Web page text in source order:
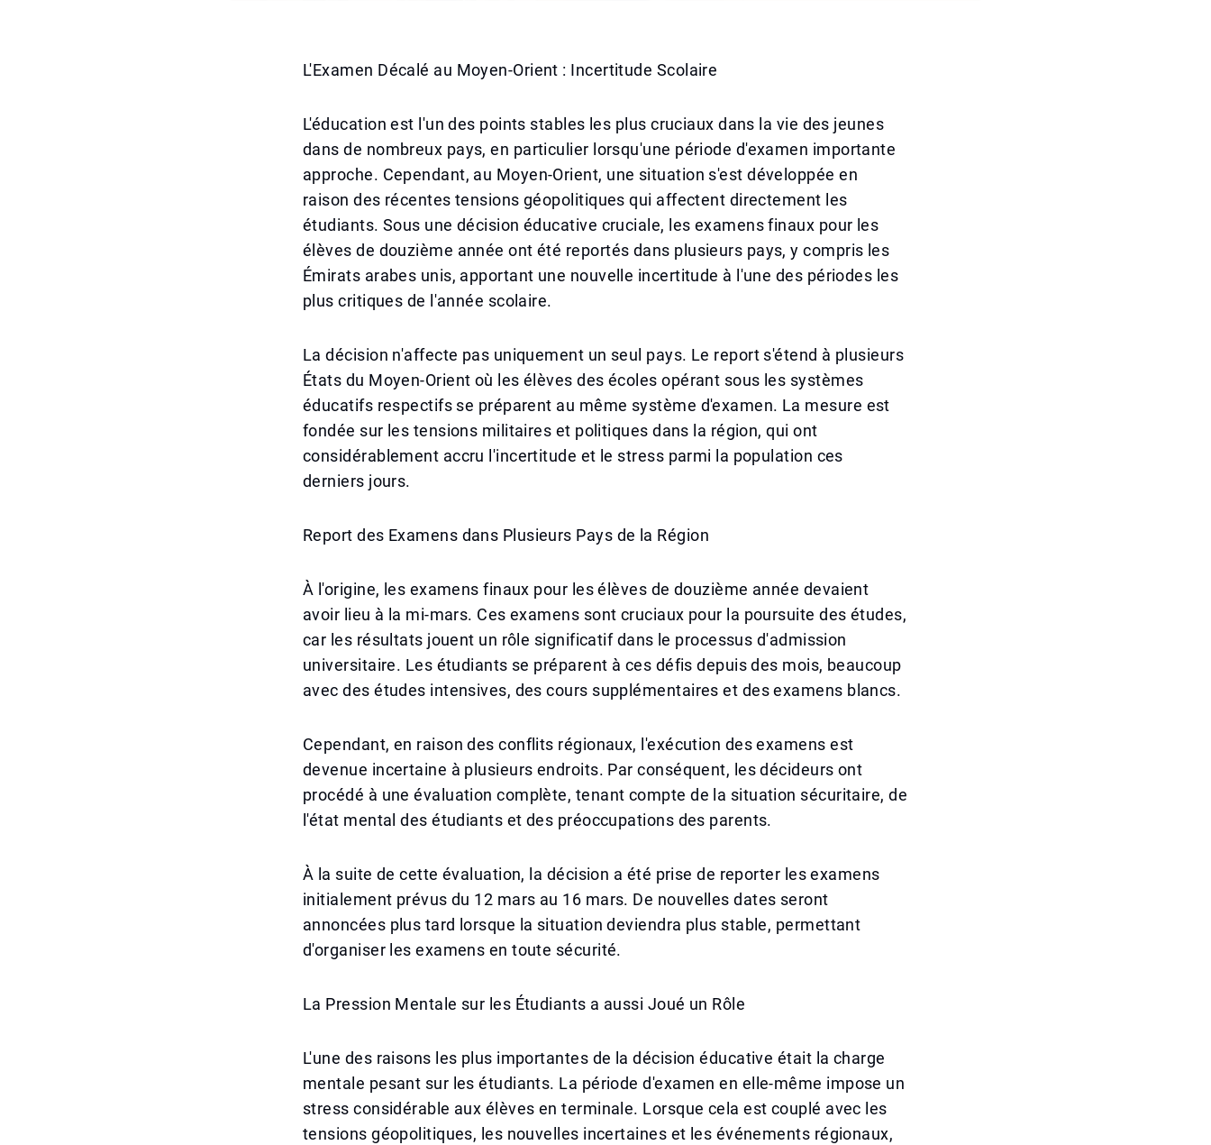
L'Examen Décalé au Moyen-Orient : Incertitude Scolaire
L'éducation est l'un des points stables les plus cruciaux dans la vie des jeunes
dans de nombreux pays, en particulier lorsqu'une période d'examen importante
approche. Cependant, au Moyen-Orient, une situation s'est développée en
raison des récentes tensions géopolitiques qui affectent directement les
étudiants. Sous une décision éducative cruciale, les examens finaux pour les
élèves de douzième année ont été reportés dans plusieurs pays, y compris les
Émirats arabes unis, apportant une nouvelle incertitude à l'une des périodes les
plus critiques de l'année scolaire.
La décision n'affecte pas uniquement un seul pays. Le report s'étend à plusieurs
États du Moyen-Orient où les élèves des écoles opérant sous les systèmes
éducatifs respectifs se préparent au même système d'examen. La mesure est
fondée sur les tensions militaires et politiques dans la région, qui ont
considérablement accru l'incertitude et le stress parmi la population ces
derniers jours.
Report des Examens dans Plusieurs Pays de la Région
À l'origine, les examens finaux pour les élèves de douzième année devaient
avoir lieu à la mi-mars. Ces examens sont cruciaux pour la poursuite des études,
car les résultats jouent un rôle significatif dans le processus d'admission
universitaire. Les étudiants se préparent à ces défis depuis des mois, beaucoup
avec des études intensives, des cours supplémentaires et des examens blancs.
Cependant, en raison des conflits régionaux, l'exécution des examens est
devenue incertaine à plusieurs endroits. Par conséquent, les décideurs ont
procédé à une évaluation complète, tenant compte de la situation sécuritaire, de
l'état mental des étudiants et des préoccupations des parents.
À la suite de cette évaluation, la décision a été prise de reporter les examens
initialement prévus du 12 mars au 16 mars. De nouvelles dates seront
annoncées plus tard lorsque la situation deviendra plus stable, permettant
d'organiser les examens en toute sécurité.
La Pression Mentale sur les Étudiants a aussi Joué un Rôle
L'une des raisons les plus importantes de la décision éducative était la charge
mentale pesant sur les étudiants. La période d'examen en elle-même impose un
stress considérable aux élèves en terminale. Lorsque cela est couplé avec les
tensions géopolitiques, les nouvelles incertaines et les événements régionaux,